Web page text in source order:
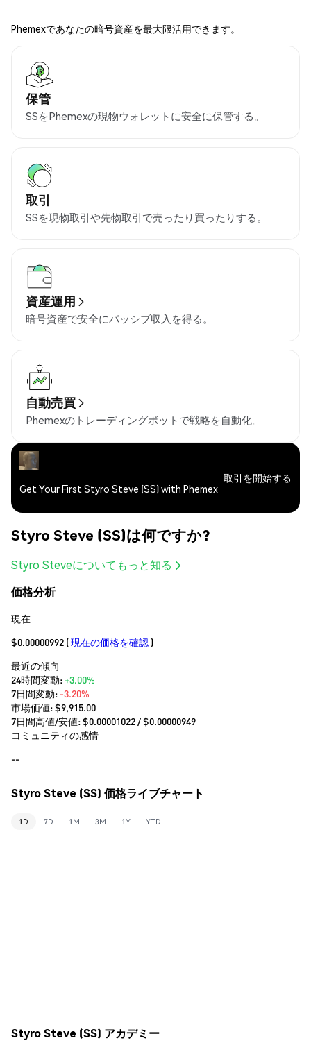
Phemexであなたの暗号資産を最大限活用できます。
保管
SSをPhemexの現物ウォレットに安全に保管する。
取引
SSを現物取引や先物取引で売ったり買ったりする。
資産運用
暗号資産で安全にパッシブ収入を得る。
自動売買
Phemexのトレーディングボットで戦略を自動化。
Get Your First Styro Steve (SS) with Phemex
取引を開始する
Styro Steve (SS)は何ですか?
Styro Steveについてもっと知る
価格分析
現在
$0.00000992 (現在の価格を確認 )
最近の傾向
24時間変動:+3.00%
7日間変動: -3.20%
市場価値:$9,915.00
7日間高値/安値: $0.00001022/ $0.00000949
コミュニティの感情
--
Styro Steve (SS) 価格ライブチャート
1D 7D 1M 3M 1Y YTD
Styro Steve (SS) アカデミー